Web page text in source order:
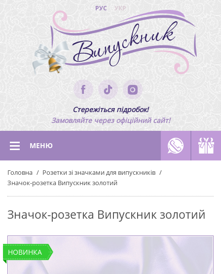
РУС УКР
Стережіться підробок!
Замовляйте через офіційний сайт!
МЕНЮ
Головна
Розетки зі значками для випускників
Значок-розетка Випускник золотий
Значок-розетка Випускник золотий
НОВИНКА